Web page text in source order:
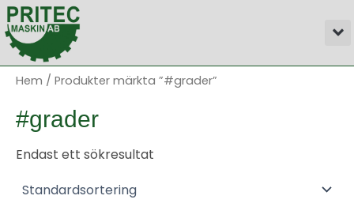
Hoppa
till
innehåll
Hem / Produkter märkta ”#grader”
#grader
Endast ett sökresultat